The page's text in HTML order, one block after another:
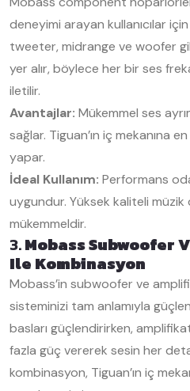
deneyimi arayan kullanıcılar
tweeter, midrange ve woofer
yer alır, böylece her bir ses
iletilir.
Avantajlar: Mükemmel ses
sağlar. Tiguan’ın iç mekanına
yapar.
İdeal Kullanım: Performans
uygundur. Yüksek kaliteli müzik
mükemmeldir.
3.Mobass Subwoofer
Ile Kombinasyon
Mobass’in subwoofer ve
sisteminizi tam anlamıyla
basları güçlendirirken,
fazla güç vererek sesin her
kombinasyon, Tiguan’ın iç